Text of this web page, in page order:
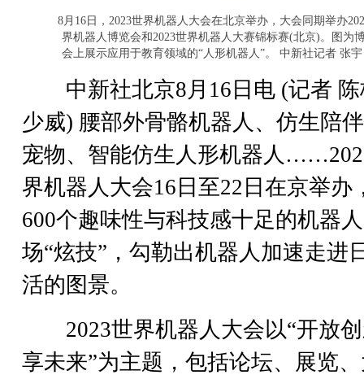
8月16日，2023世界机器人大会在北京举办，大会同期举办
界机器人博览会和2023世界机器人大赛锦标赛(北京)。图为
会上展示应用于教育领域的“人形机器人”。 中新社记者 张
中新社北京8月16日电 (记者
少威) 腰部外骨骼机器人、仿生陪
宠物、智能仿生人形机器人
界机器人大会16日至22日在京举办
600个趣味性与科技感十足的机器
场“炫技”，勾勒出机器人加速走进
活的图景。
2023世界机器人大会以“开放创
享未来”为主题，包括论坛、展览